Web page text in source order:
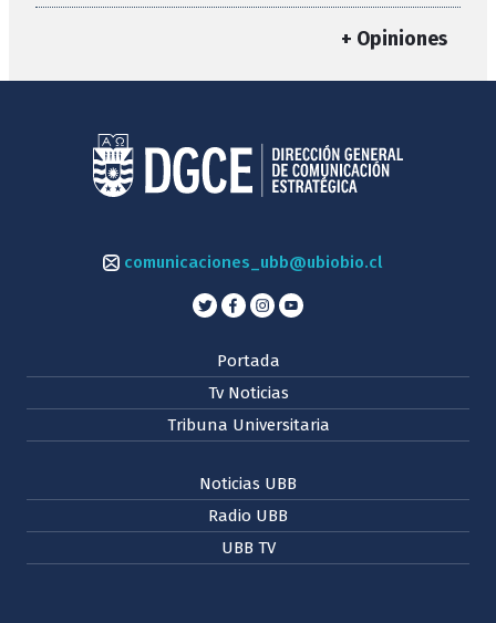
+ Opiniones
comunicaciones_ubb@ubiobio.cl
Portada
Tv Noticias
Tribuna Universitaria
Noticias UBB
Radio UBB
UBB TV